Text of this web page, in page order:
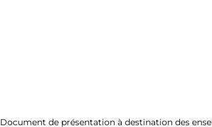
ESCALADE
Document de présentation à destination des